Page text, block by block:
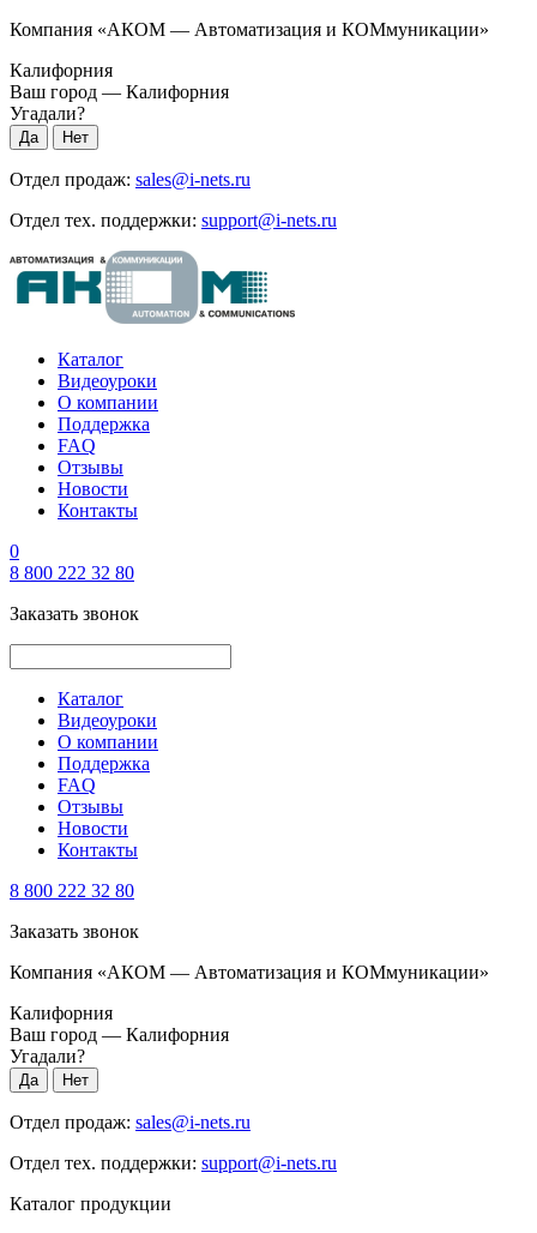
Компания «АКОМ — Автоматизация и КОМмуникации»
Калифорния
Ваш город — Калифорния
Угадали?
Отдел продаж: sales@i-nets.ru
Отдел тех. поддержки: support@i-nets.ru
Каталог
Видеоуроки
О компании
Поддержка
FAQ
Отзывы
Новости
Контакты
0
8 800 222 32 80
Заказать звонок
Каталог
Видеоуроки
О компании
Поддержка
FAQ
Отзывы
Новости
Контакты
8 800 222 32 80
Заказать звонок
Компания «АКОМ — Автоматизация и КОМмуникации»
Калифорния
Ваш город — Калифорния
Угадали?
Отдел продаж: sales@i-nets.ru
Отдел тех. поддержки: support@i-nets.ru
Каталог продукции